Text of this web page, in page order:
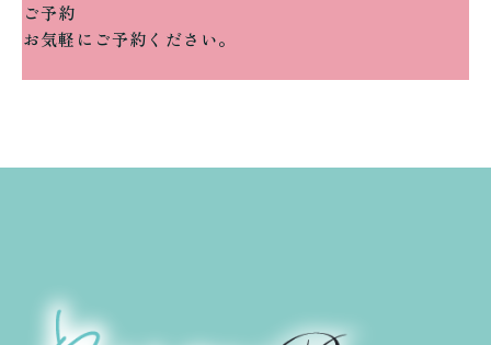
ご予約
お気軽にご予約ください。